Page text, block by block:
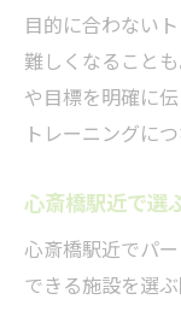
目的に合わない
難しくなること
や目標を明確に
トレーニングにつ
心斎橋駅近で選
心斎橋駅近でパ
できる施設を選